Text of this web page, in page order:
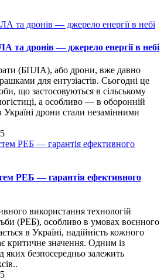
та дронів — джерело енергії в небі
(БПЛА), або дрони, вже давно
для ентузіастів. Сьогодні це
що застосовуються в сільському
а особливо — в оборонній
дрони стали незамінними
РЕБ — гарантія ефективного
використання технологій
(РЕБ), особливо в умовах воєнного
в Україні, надійність кожного
критичне значення. Одним із
яких безпосередньо залежить